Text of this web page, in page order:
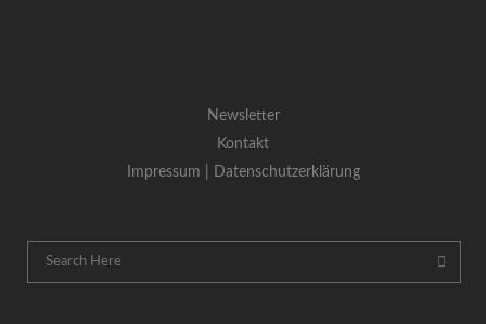
Newsletter
Kontakt
Impressum |
Datenschutzerklärung